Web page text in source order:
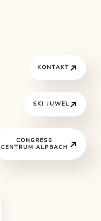
KONTAKT
SKI JUWEL
CONGRESS
CENTRUM ALPBACH